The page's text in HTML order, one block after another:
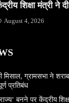
शिक्षा मंत्री ने
August 4, 2026
मिसाल, ग्रामसभा ने
प्रतिबंध
बनने पर केंद्रीय